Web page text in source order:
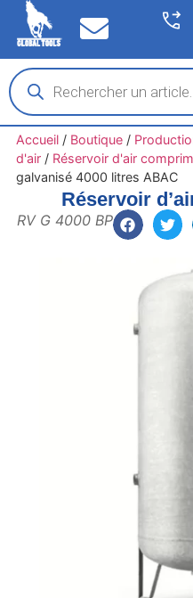
Accueil/ Boutique/
d'air/ Réservoir d'air
galvanisé 4000 litres ABAC
Réservoir
RV G 4000 BP